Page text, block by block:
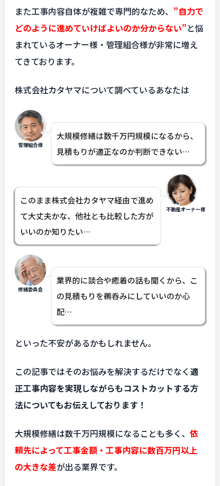
また工事内容自体が複雑で専門的なため、 ”自力で
どのように進めていけばよいのか分からない”と悩
まれているオーナー様・管理組合様が非常に増え
てきております。
株式会社カタヤマについて調べているあなたは
管理組合様
大規模修繕は数千万円規模になるから、
見積もりが適正なのか判断できない…
このまま株式会社カタヤマ経由で進め
て大丈夫かな、他社とも比較した方が
いいのか知りたい…
不動産オーナー様
修繕委員会
業界的に談合や癒着の話も聞くから、こ
の見積もりを鵜呑みにしていいのか心
配…
といった不安があるかもしれません。
この記事ではそのお悩みを解決するだけでなく 適
正工事内容を実現しながらもコストカットする方
法についてもお伝えしております！
大規模修繕は数千万円規模になることも多く、依
頼先によって工事金額・工事内容に数百万円以上
の大きな差が出る業界です。